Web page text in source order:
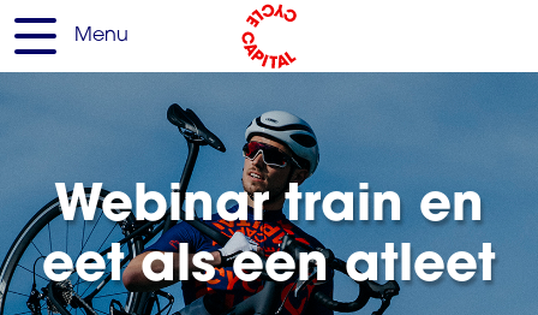
Menu
Webinar train en
eet als een atleet